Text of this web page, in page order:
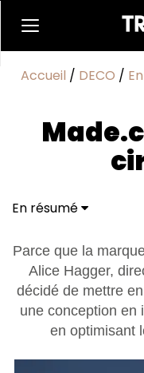
Accueil / DECO /
En résumé
Parce que la
Alice Hagger,
décidé de mettre
une conception en
en optimisant